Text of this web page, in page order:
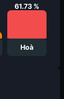
61.73%
Hoà